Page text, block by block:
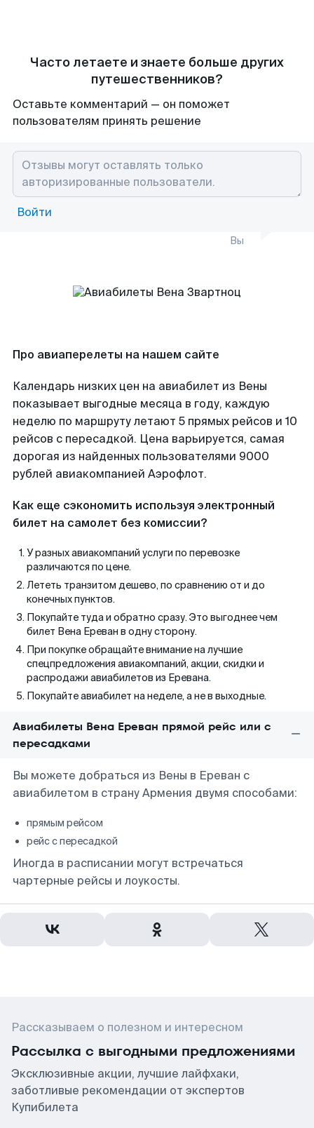
Часто летаете и знаете больше других
путешественников?
Оставьте комментарий — он поможет
пользователям принять решение
Войти
Вы
Про авиаперелеты на нашем сайте
Календарь низких цен на авиабилет из Вены
показывает выгодные месяца в году, каждую
неделю по маршруту летают 5 прямых рейсов и 10
рейсов с пересадкой. Цена варьируется, самая
дорогая из найденных пользователями 9000
рублей авиакомпанией Аэрофлот.
Как еще сэкономить используя электронный
билет на самолет без комиссии?
У разных авиакомпаний услуги по перевозке
различаются по цене.
Лететь транзитом дешево, по сравнению от и до
конечных пунктов.
Покупайте туда и обратно сразу. Это выгоднее чем
билет Вена Ереван в одну сторону.
При покупке обращайте внимание на лучшие
спецпредложения авиакомпаний, акции, скидки и
распродажи авиабилетов из Еревана.
Покупайте авиабилет на неделе, а не в выходные.
Авиабилеты Вена Ереван прямой рейс или с
пересадками
Вы можете добраться из Вены в Ереван с
авиабилетом в страну Армения двумя способами:
прямым рейсом
рейс с пересадкой
Иногда в расписании могут встречаться
чартерные рейсы и лоукосты.
Рассказываем о полезном и интересном
Рассылка с выгодными предложениями
Эксклюзивные акции, лучшие лайфхаки,
заботливые рекомендации от экспертов
Купибилета